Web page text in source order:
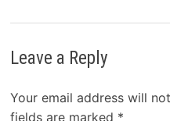
Leave a Reply
Your email address will
fields are marked *